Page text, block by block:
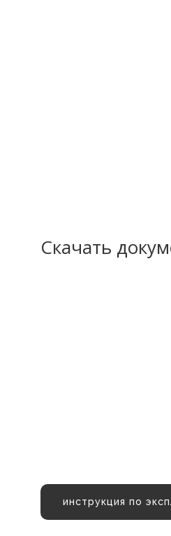
Скачать
инструкция по